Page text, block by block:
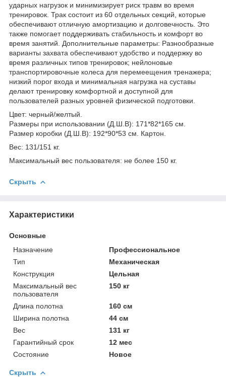
ударных нагрузок и минимизирует риск травм во время
тренировок. Трак состоит из 60 отдельных секций, которые
обеспечивают отличную амортизацию и долговечность. Это
также помогает поддерживать стабильность и комфорт во
время занятий. Дополнительные параметры: Разнообразные
варианты захвата обеспечивают удобство и поддержку во
время различных типов тренировок; нейлоновые
транспортировочные колеса для перемеещения тренажера;
низкий порог входа и минимальная нагрузка на суставы
делают тренировку комфортной и доступной для
пользователей разных уровней физической подготовки.
Цвет: черный/желтый.
Размеры при использовании (Д.Ш.B): 171*82*165 см.
Размер коробки (Д.Ш.B): 192*90*53 см. Картон.
Вес: 131/151 кг.
Максимальный вес пользователя: не более 150 кг.
Скрыть
Характеристики
Основные
Назначение
Профессиональное
Тип
Механическая
Конструкция
Цельная
Максимальный вес
пользователя
150 кг
Длина полотна
160 см
Ширина полотна
44 см
Вес
131 кг
Гарантийный срок
12 мес
Состояние
Новое
Скрыть